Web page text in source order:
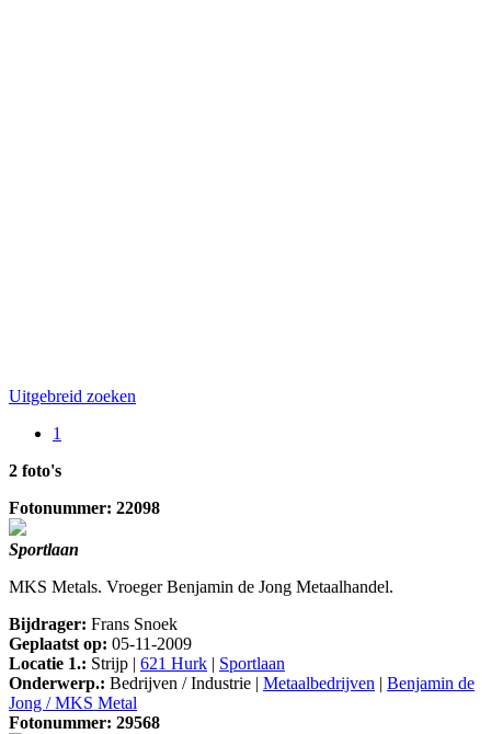
Uitgebreid zoeken
1
2 foto's
Fotonummer: 22098
Sportlaan
MKS Metals. Vroeger Benjamin de Jong Metaalhandel.
Bijdrager: Frans Snoek
Geplaatst op: 05-11-2009
Locatie 1.: Strijp | 621 Hurk | Sportlaan
Onderwerp.: Bedrijven / Industrie | Metaalbedrijven | Benjamin de
Jong / MKS Metal
Fotonummer: 29568